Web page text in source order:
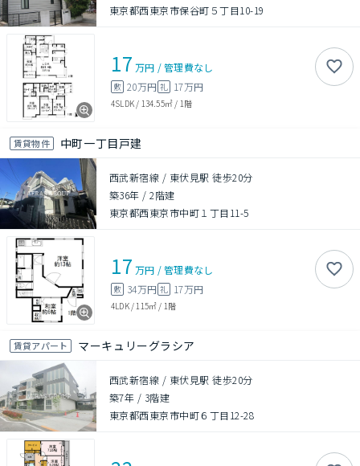
東京都西東京市保谷町５丁目10-19
17 万円 /管理費なし
敷 20万円 礼 17万円
4SLDK / 134.55㎡ / 1階
賃貸物件 中町一丁目戸建
西武新宿線 / 東伏見駅 徒歩20分
築36年 /2階建
東京都西東京市中町１丁目11-5
17 万円 /管理費なし
敷 34万円 礼 17万円
4LDK/ 115㎡ / 1階
賃貸アパート マーキュリーグラシア
西武新宿線 / 東伏見駅 徒歩20分
築7年 / 3階建
東京都西東京市中町６丁目12-28